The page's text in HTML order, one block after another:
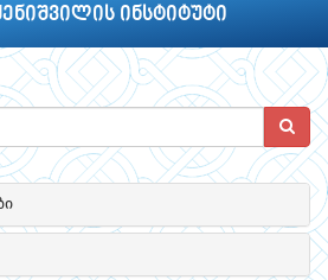
ინსტიტუტი